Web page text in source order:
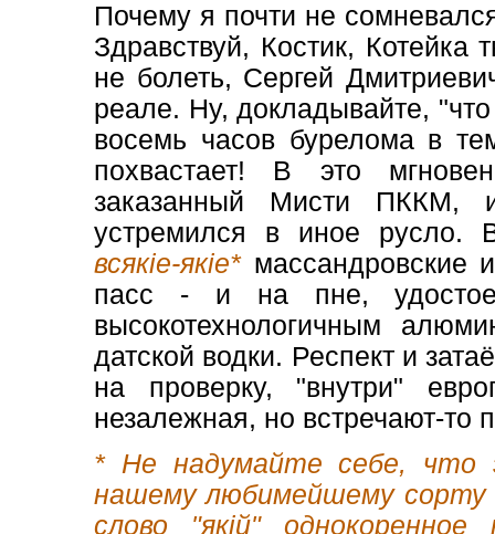
Почему я почти не
Здравствуй, Костик,
не болеть, Сергей
реале. Ну, докладывайте,
восемь часов бурелома в
похвастает! В это
заказанный Мисти ПККМ,
устремился в иное русло.
всякiе-якiе*массандровские
пасс - и на пне,
высокотехнологичным
датской водки. Респект и
на проверку, "внутри"
незалежная, но встречают-то
* Не надумайте себе, что
нашему любимейшему сорту
слово "якiй" однокоренное